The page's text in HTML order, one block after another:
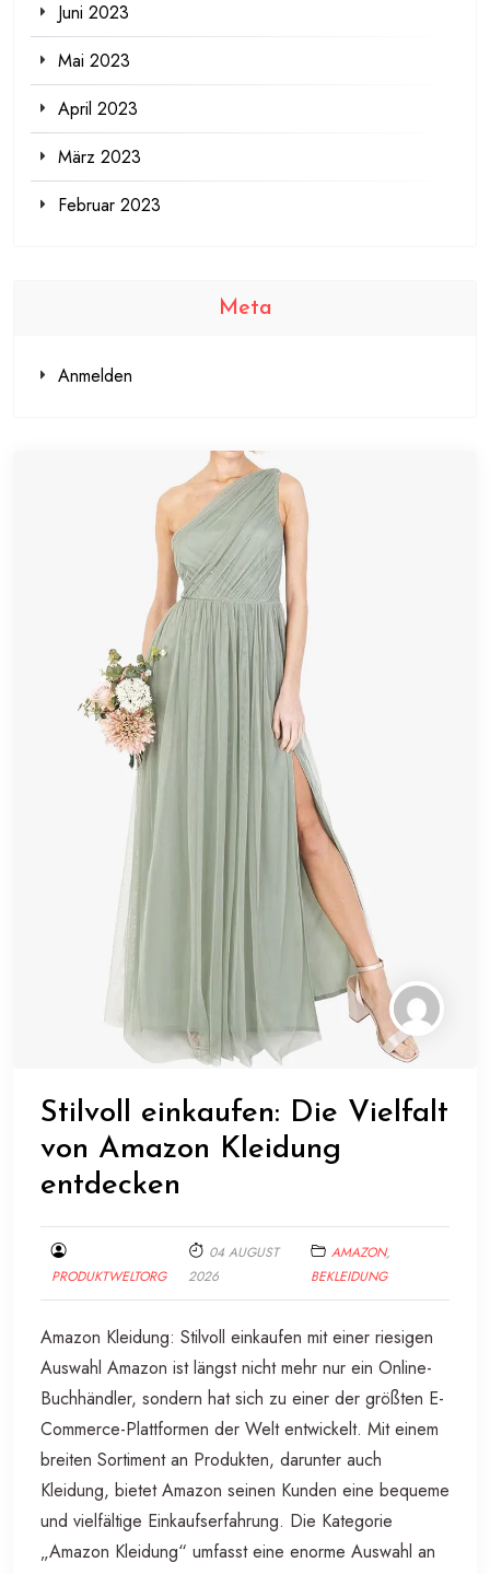
Stilvoll einkaufen: Die Vielfalt
von Amazon Kleidung
entdecken
PRODUKTWELTORG
04 AUGUST
2026
AMAZON,
BEKLEIDUNG
Amazon Kleidung: Stilvoll einkaufen mit einer riesigen
Auswahl Amazon ist längst nicht mehr nur ein Online-
Buchhändler, sondern hat sich zu einer der größten E-
Commerce-Plattformen der Welt entwickelt. Mit einem
breiten Sortiment an Produkten, darunter auch
Kleidung, bietet Amazon seinen Kunden eine bequeme
und vielfältige Einkaufserfahrung. Die Kategorie
„Amazon Kleidung“ umfasst eine enorme Auswahl an
Juni 2023
Mai 2023
April 2023
März 2023
Februar 2023
Meta
Anmelden